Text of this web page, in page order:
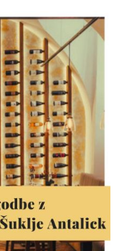
v zamejstvu...